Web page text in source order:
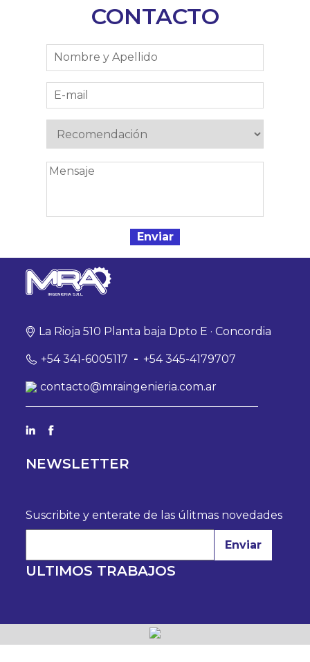
CONTACTO
La Rioja 510 Planta baja Dpto E · Concordia
+54 341-6005117 - +54 345-4179707
contacto@mraingenieria.com.ar
NEWSLETTER
Suscribite y enterate de las úlitmas novedades
Enviar
ULTIMOS TRABAJOS